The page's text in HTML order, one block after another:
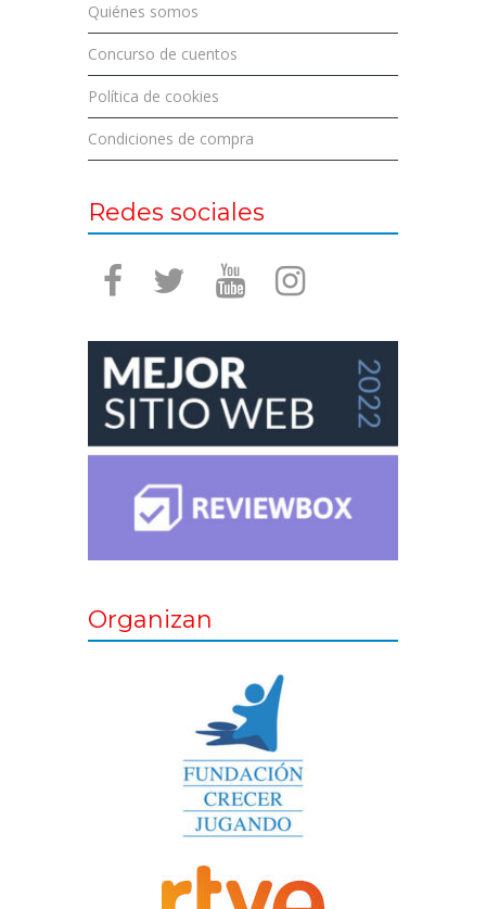
Quiénes somos
Concurso de cuentos
Política de cookies
Condiciones de compra
Redes sociales
Organizan